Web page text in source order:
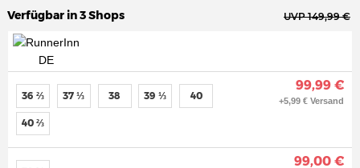
Verfügbar in 3 Shops UVP 149,99 €
36 ⅔ 37 ⅓ 38 39 ⅓ 40
40 ⅔
99,99 €
+5,99 € Versand
99,00 €